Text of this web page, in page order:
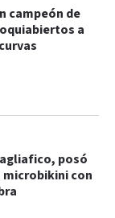
campeón de
a
posó
microbikini con